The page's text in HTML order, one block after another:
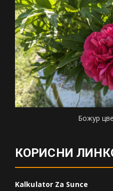
Божур
КОРИСНИ
Kalkulator Za Sunce